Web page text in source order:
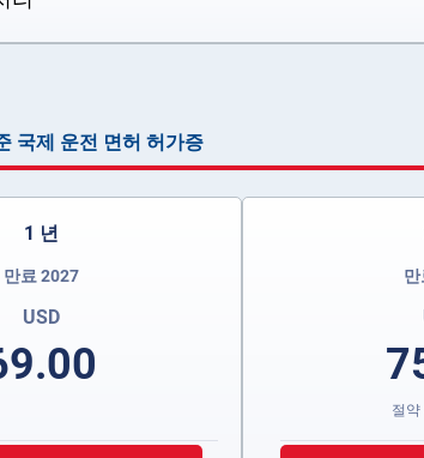
국제 운전 면허 허가증
1 년
만료 2027
USD
절약